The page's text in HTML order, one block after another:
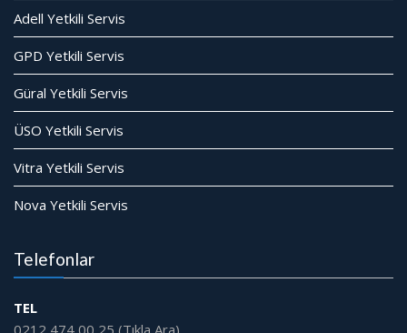
Adell Yetkili Servis
GPD Yetkili Servis
Güral Yetkili Servis
ÜSO Yetkili Servis
Vitra Yetkili Servis
Nova Yetkili Servis
Telefonlar
TEL
0212 474 00 25 (Tıkla Ara)